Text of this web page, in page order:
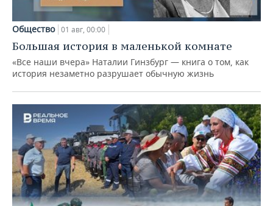
Общество 01 авг, 00:00
Большая история в маленькой комнате
«Все наши вчера» Наталии Гинзбург — книга о том, как
история незаметно разрушает обычную жизнь